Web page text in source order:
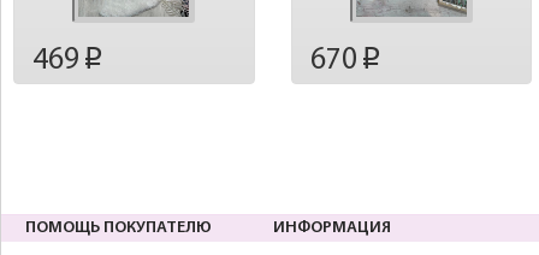
469 p 670 p
ПОМОЩЬ ПОКУПАТЕЛЮ ИНФОРМАЦИЯ